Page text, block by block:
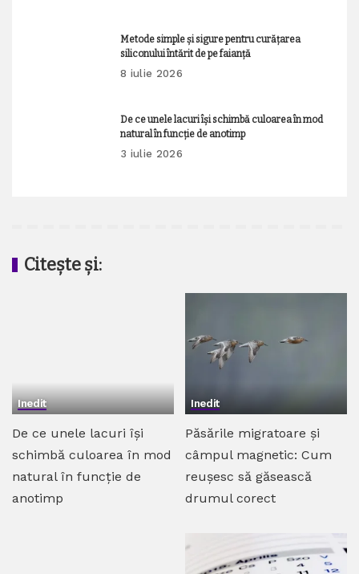
Metode simple și sigure pentru curățarea
siliconului întărit de pe faianță
8 iulie 2026
De ce unele lacuri își schimbă culoarea în mod
natural în funcție de anotimp
3 iulie 2026
Citește și:
Inedit
De ce unele lacuri își
schimbă culoarea în mod
natural în funcție de
anotimp
Inedit
Păsările migratoare și
câmpul magnetic: Cum
reușesc să găsească
drumul corect